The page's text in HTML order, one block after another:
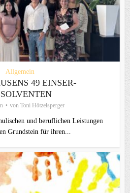
Allgemein
49 EINSER-
von Toni Hötzelsperger
und beruflichen Leistungen
Grundstein für ihren...